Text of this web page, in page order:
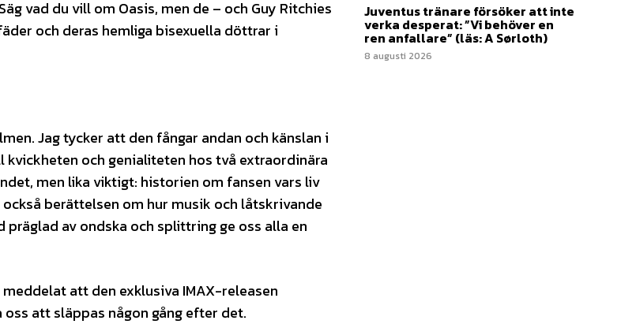
vad du vill om Oasis, men de – och Guy Ritchies
och deras hemliga bisexuella döttrar i
Jag tycker att den fångar andan och känslan i
och genialiteten hos två extraordinära
men lika viktigt: historien om fansen vars liv
berättelsen om hur musik och låtskrivande
av ondska och splittring ge oss alla en
att den exklusiva IMAX-releasen
oss att släppas någon gång efter det.
Juventus tränare försöker att inte
verka desperat: ”Vi behöver en
ren anfallare” (läs: A Sørloth)
8 augusti 2026